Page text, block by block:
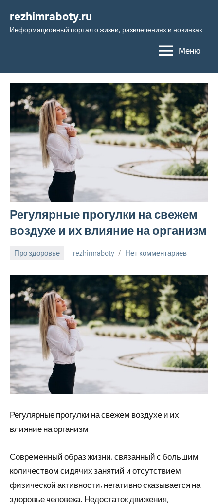
содержимому
rezhimraboty.ru
Информационный портал о жизни, развлечениях и новинках
Меню
Регулярные прогулки на свежем
воздухе и их влияние на организм
Про здоровье
2024
rezhimraboty Нет комментариев
Регулярные прогулки на свежем воздухе и их
влияние на организм
Современный образ жизни, связанный с большим
количеством сидячих занятий и отсутствием
физической активности, негативно сказывается на
здоровье человека. Недостаток движения,